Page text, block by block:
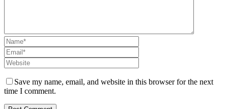
Save my name, email, and website in this browser for the next
time I comment.